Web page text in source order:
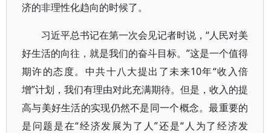
济的非理性化趋向的时候了。
习近平总书记在第一次会见记者时说，“人民对美
好生活的向往，就是我们的奋斗目标。”这是一个值得
期许的态度。中共十八大提出了未来10年“收入倍
增”计划，我们有理由对此充满期待。但是，收入的提
高与美好生活的实现仍然不是同一个概念。最重要的
是问题是在“经济发展为了人”还是“人为了经济发